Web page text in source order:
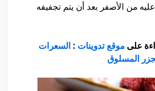
من الأصفر بعد أن يتم تجفيفه
على موقع تدوينات : السعرات
المسلوق